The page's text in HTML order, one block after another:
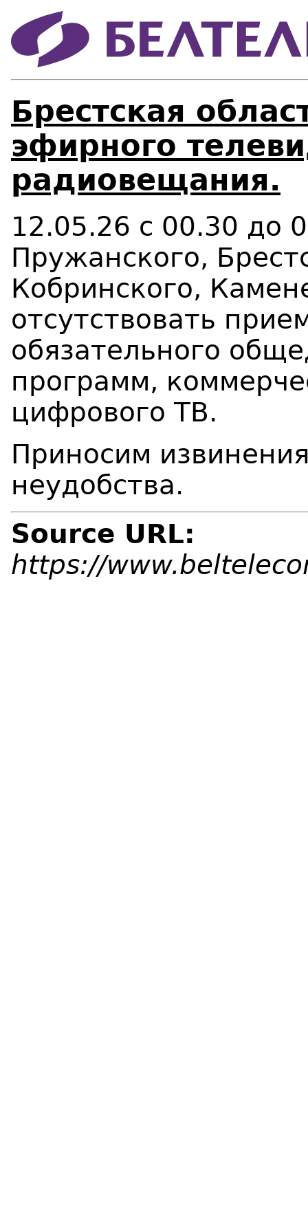
Брестская
эфирного
радиовещания.
12.05.26 с 00.30 до
Пружанского,
Кобринского,
отсутствовать
обязательного
программ,
цифрового ТВ.
Приносим
неудобства.
Source URL:
https://